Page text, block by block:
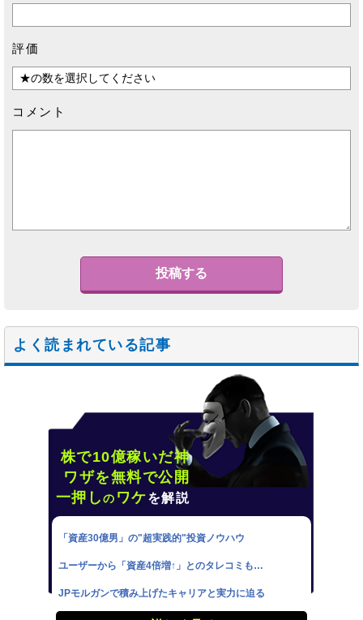
コメント
評価
よく読まれている記事
株で10億稼いだ神
ワザを無料で公開
一押しの ワケを解説
「資産30億男」の"超実践的"投資ノウハウ
ユーザーから「資産4倍増↑」とのタレコミも…
JPモルガンで積み上げたキャリアと実力に迫る